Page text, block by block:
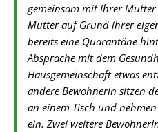
gemeinsam mit Ihrer Mutter
Mutter auf Grund ihrer
bereits eine Quarantäne
Absprache mit dem
Hausgemeinschaft etwas
andere Bewohnerin sitzen
an einem Tisch und
ein. Zwei weitere